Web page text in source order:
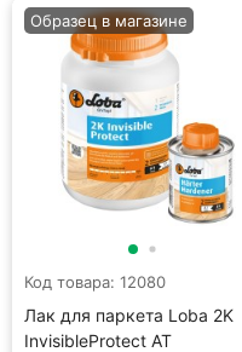
Код товара: 12080
Лак для паркета Loba 2K
InvisibleProtect AT
Образец в магазине